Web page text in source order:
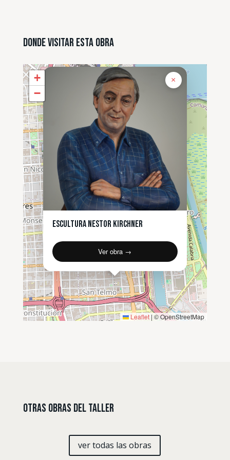
Donde Visitar esta Obra
Escultura Nestor Kirchner
Ver obra →
×
+
−
Leaflet |© OpenStreetMap
Otras Obras del Taller
ver todas las obras